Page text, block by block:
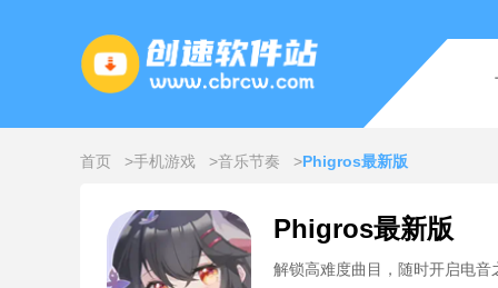
首页 手机游戏 音乐节奏 Phigros最新版
Phigros最新版
解锁高难度曲目，随时开启电音